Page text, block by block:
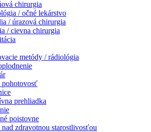
chirurgia
/ očné lekárstvo
/ úrazová chirurgia
/ cievna chirurgia
metódy / rádiológia
pohotovosť
prehliadka
poistovne
zdravotnou starostlivosťou